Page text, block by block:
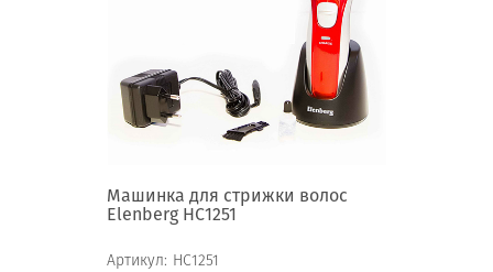
Машинка для стрижки волос
Elenberg HC1251
Артикул: HC1251